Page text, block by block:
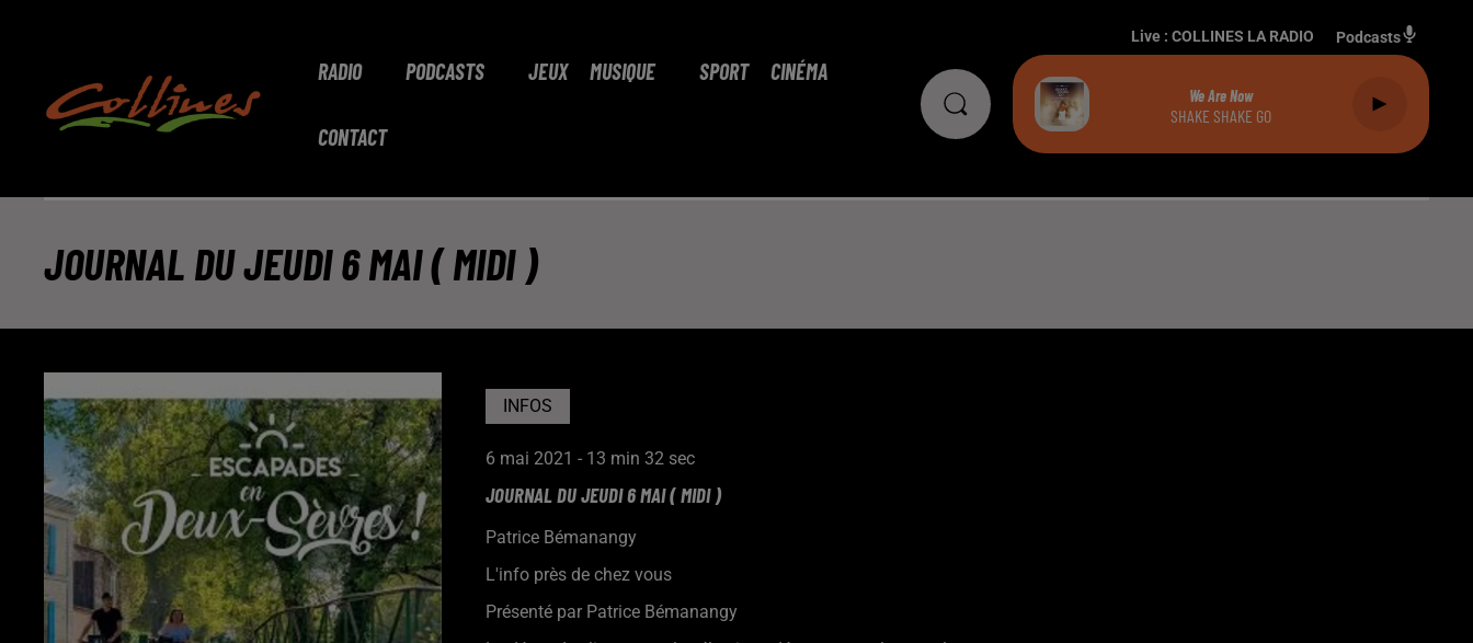
RADIO PODCASTS JEUX MUSIQUE SPORT CINÉMA
CONTACT
Live : COLLINES LA RADIO Podcasts
We Are Now
SHAKE SHAKE GO
JOURNAL DU JEUDI 6 MAI ( MIDI )
INFOS
6 mai 2021 - 13 min 32 sec
JOURNAL DU JEUDI 6 MAI ( MIDI )
Patrice Bémanangy
L'info près de chez vous
Présenté par Patrice Bémanangy